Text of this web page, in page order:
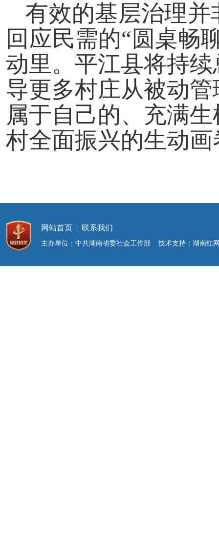
有效的基层治理
回应民需的“圆桌畅
动里。平江县将持
导更多村庄从被动
属于自己的、充满
村全面振兴的生动画
网站首页 |联系我们
主办单位：中共湖南省委社会工作部 技术支持：湖南红